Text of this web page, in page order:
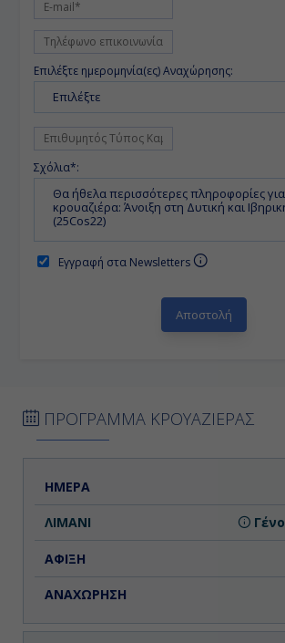
Επιλέξτε ημερομηνία(ες) Αναχώρησης:
Επιλέξτε
Σχόλια*:
Εγγραφή στα Newsletters
ΠΡΟΓΡΑΜΜΑ ΚΡΟΥΑΖΙΕΡΑΣ
ΗΜΕΡΑ